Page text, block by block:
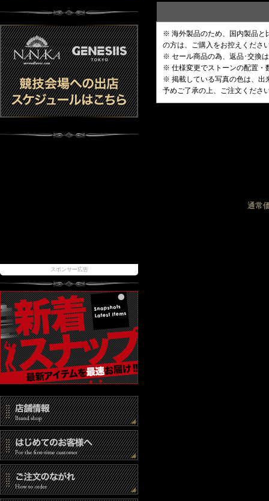
スポンサー広告
※ 海外製品のため、国内製品と
の方は、ご購入をお控えくださ
※ セール商品の為、返品･交換
※ 仕様変更でストーンの配置・
※ 掲載している写真の色は、出
予めご了承の上、ご注文くださ
通常